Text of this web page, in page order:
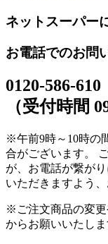
ネットスーパー
お電話でのお問
0120-586-610
（受付時間
※午前9時～10時の
合がございます。
が、お電話が繋が
いただきますよう
※ご注文商品の変更
からお願いいたしま